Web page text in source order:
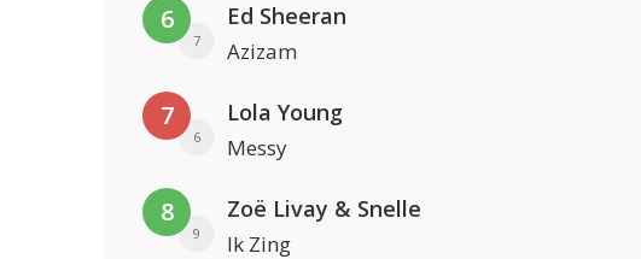
6
7
Ed Sheeran
Azizam
7
6
Lola Young
Messy
8
9
Zoë Livay & Snelle
Ik Zing